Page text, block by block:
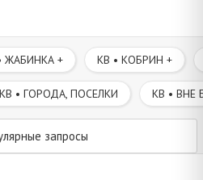
ЖАБИНКА + КВ • КОБРИН +
КВ • ГОРОДА, ПОСЕЛКИ КВ • ВНЕ
запросы